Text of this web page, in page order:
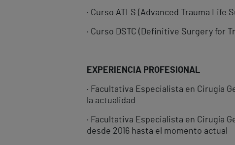
· Curso ATLS (Advanced Trauma
· Curso DSTC (Definitive Surgery for
EXPERIENCIA PROFESIONAL
· Facultativa Especialista en Cirugía
la actualidad
· Facultativa Especialista en Cirugía
desde 2016 hasta el momento actual